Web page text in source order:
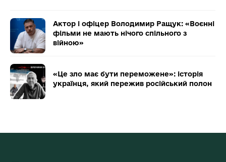
Актор і офіцер Володимир Ращук: «Воєнні
фільми не мають нічого спільного з
війною»
«Це зло має бути переможене»: історія
українця, який пережив російський полон